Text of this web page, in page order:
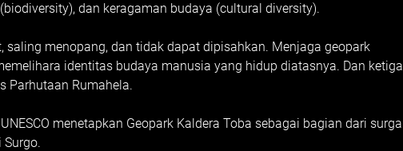
dan keragaman budaya (cultural diversity).
saling menopang, dan tidak dapat dipisahkan. Menjaga geopark
identitas budaya manusia yang hidup diatasnya. Dan ketiga
Parhutaan Rumahela.
menetapkan Geopark Kaldera Toba sebagai bagian dari surga